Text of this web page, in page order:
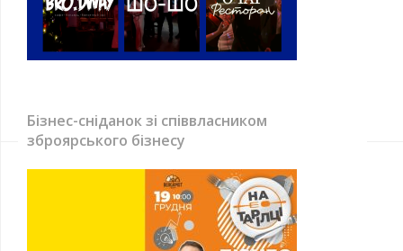
Бізнес-сніданок зі співвласником
зброярського бізнесу